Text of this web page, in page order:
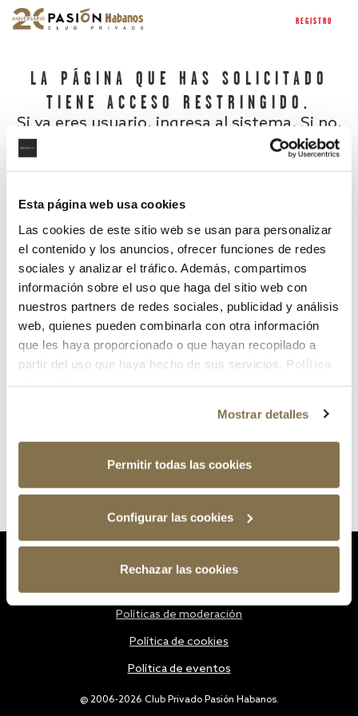
Esta página web usa cookies
Las cookies de este sitio web se usan para personalizar
el contenido y los anuncios, ofrecer funciones de redes
sociales y analizar el tráfico. Además, compartimos
información sobre el uso que haga del sitio web con
nuestros partners de redes sociales, publicidad y análisis
web, quienes pueden combinarla con otra información
que les haya proporcionado o que hayan recopilado a
partir del uso que haya hecho de sus servicios. Política
Mostrar detalles
Permitir todas las cookies
Configurar las cookies
Rechazar las cookies
REGISTRO
LA PÁGINA QUE HAS SOLICITADO
TIENE ACCESO RESTRINGIDO.
Si ya eres usuario, ingresa al sistema. Si no,
¿Has olvidado tu contraseña?
@ 2006-2026 Club Privado Pasión Habanos.
Políticas de moderación
Política de cookies
Política de eventos